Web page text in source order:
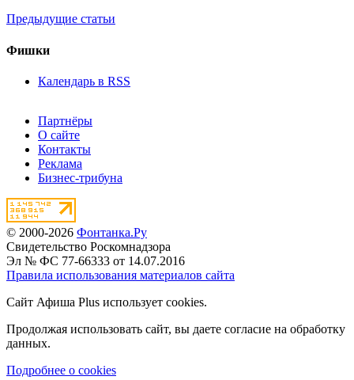
Предыдущие статьи
Фишки
Календарь в RSS
Партнёры
О сайте
Контакты
Реклама
Бизнес-трибуна
© 2000-2026 Фонтанка.Ру
Свидетельство Роскомнадзора
Эл № ФС 77-66333 от 14.07.2016
Правила использования материалов сайта
Сайт Афиша Plus использует cookies.
Продолжая использовать сайт, вы даете согласие на обработку
данных.
Подробнее о cookies